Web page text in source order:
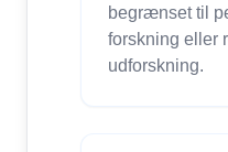
begrænset til
forskning eller
udforskning.